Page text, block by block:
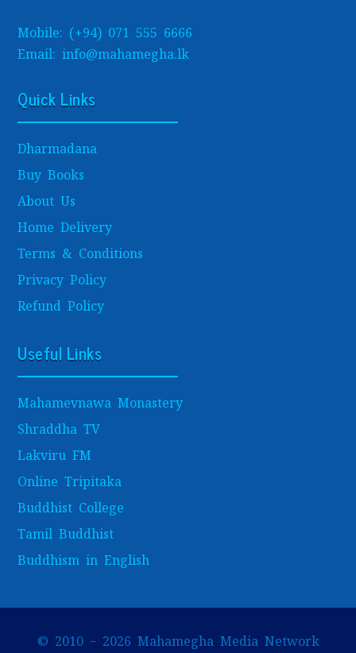
Mobile: (+94) 071 555 6666
Email: info@mahamegha.lk
Quick Links
Dharmadana
Buy Books
About Us
Home Delivery
Terms & Conditions
Privacy Policy
Refund Policy
Useful Links
Mahamevnawa Monastery
Shraddha TV
Lakviru FM
Online Tripitaka
Buddhist College
Tamil Buddhist
Buddhism in English
© 2010 – 2026 Mahamegha Media Network